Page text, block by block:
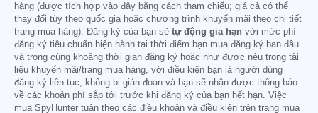
hàng (được tích hợp vào đây bằng cách tham chiếu; giá cả có thể
thay đổi tùy theo quốc gia hoặc chương trình khuyến mãi theo chi tiết
trang mua hàng). Đăng ký của bạn sẽ tự động gia hạn với mức phí
đăng ký tiêu chuẩn hiện hành tại thời điểm bạn mua đăng ký ban đầu
và trong cùng khoảng thời gian đăng ký hoặc như được nêu trong tài
liệu khuyến mãi/trang mua hàng, với điều kiện bạn là người dùng
đăng ký liên tục, không bị gián đoạn và bạn sẽ nhận được thông báo
về các khoản phí sắp tới trước khi đăng ký của bạn hết hạn. Việc
mua SpyHunter tuân theo các điều khoản và điều kiện trên trang mua